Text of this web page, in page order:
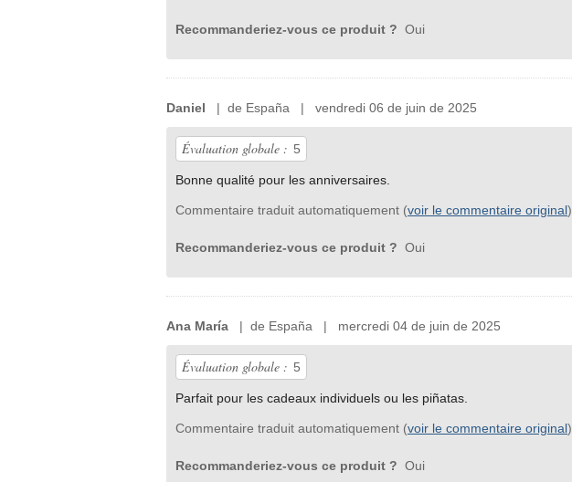
Recommanderiez-vous ce produit ? Oui
Daniel | de España | vendredi 06 de juin de 2025
Évaluation globale : 5
Bonne qualité pour les anniversaires.
Commentaire traduit automatiquement (voir le commentaire original)
Recommanderiez-vous ce produit ? Oui
Ana María | de España | mercredi 04 de juin de 2025
Évaluation globale : 5
Parfait pour les cadeaux individuels ou les piñatas.
Commentaire traduit automatiquement (voir le commentaire original)
Recommanderiez-vous ce produit ? Oui